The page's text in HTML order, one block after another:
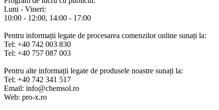
Luni - Vineri:
10:00 - 12:00, 14:00 - 17:00
Pentru informații legate de procesarea comenzilor online sunați la:
Tel: +40 742 003 830
Tel: +40 757 087 003
Pentru alte informații legate de produsele noastre sunați la:
Tel: +40 742 341 517
Email: info@chemsol.ro
Web: pro-x.ro